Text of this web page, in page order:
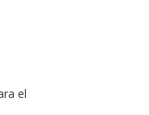
el